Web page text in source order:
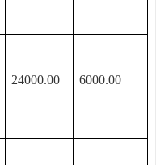
24000.00 6000.00